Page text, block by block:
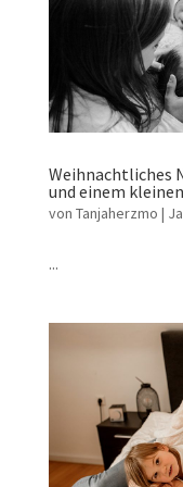
Weihnachtliches
und einem
von Tanjaherzmo |
...